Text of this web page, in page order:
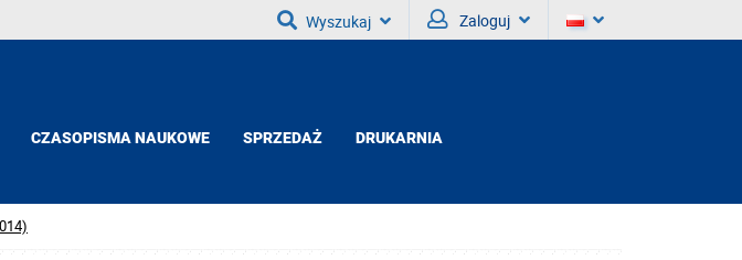
Wyszukaj Zaloguj
CZASOPISMA NAUKOWE SPRZEDAŻ DRUKARNIA